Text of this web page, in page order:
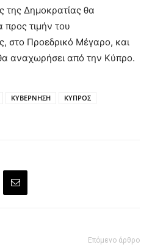
της Δημοκρατίας θα
προς τιμήν του
στο Προεδρικό Μέγαρο, και
αναχωρήσει από την Κύπρο.
ΚΥΒΕΡΝΗΣΗ
ΚΥΠΡΟΣ
Επόμενο άρθρο